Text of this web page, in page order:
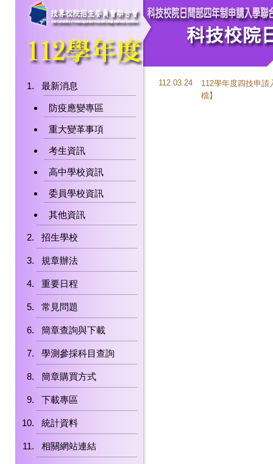
最新消息
防疫應變專區
重大變革事項
考生資訊
高中學校資訊
委員學校資訊
其他資訊
招生學校
規章辦法
重要日程
常見問題
簡章查詢與下載
學測參採科目查詢
簡章購買方式
下載專區
統計資料
相關網站連結
112.03.24
112學年度四技申
檔】